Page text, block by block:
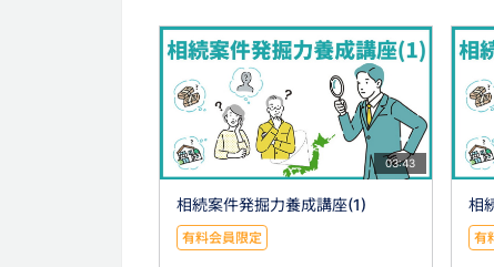
03:43
相続案件発掘力養成講座(1)
有料会員限定
相
有